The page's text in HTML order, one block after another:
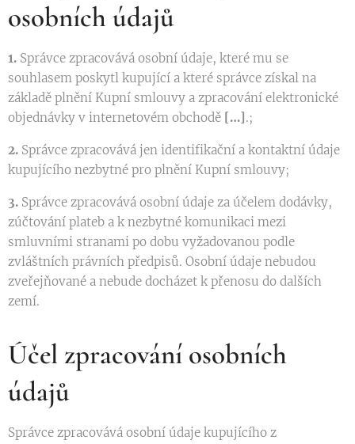
osobních údajů
1. Správce zpracovává osobní údaje, které mu se
souhlasem poskytl kupující a které správce získal na
základě plnění Kupní smlouvy a zpracování elektronické
objednávky v internetovém obchodě […].;
2. Správce zpracovává jen identifikační a kontaktní údaje
kupujícího nezbytné pro plnění Kupní smlouvy;
3. Správce zpracovává osobní údaje za účelem dodávky,
zúčtování plateb a k nezbytné komunikaci mezi
smluvními stranami po dobu vyžadovanou podle
zvláštních právních předpisů. Osobní údaje nebudou
zveřejňované a nebude docházet k přenosu do dalších
zemí.
Účel zpracování osobních
údajů
Správce zpracovává osobní údaje kupujícího z